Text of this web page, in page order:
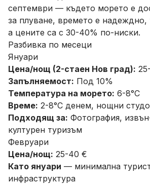
септември — където морето е
за плуване, времето е надеждно,
а цените са с 30-40% по-ниски.
Разбивка по месеци
Януари
Цена/нощ (2-стаен Нов град):
Запълняемост: Под 10%
Температура на морето: 6-8°C
Време: 2-8°C денем, нощни
Подходящ за: Фотография,
културен туризъм
Февруари
Цена/нощ: 25-40 €
Като януари — минимална
инфраструктура